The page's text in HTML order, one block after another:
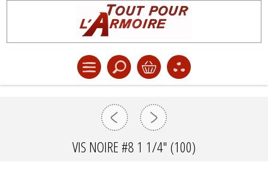
VIS NOIRE #8 1 1/4" (100)